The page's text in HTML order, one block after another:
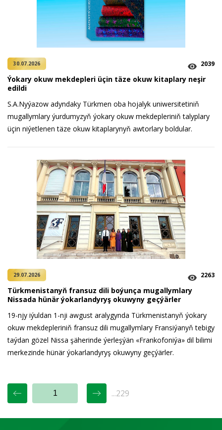
30.07.2026 2039
Ýokary okuw mekdepleri üçin täze okuw kitaplary neşir
edildi
S.A.Nyýazow adyndaky Türkmen oba hojalyk uniwersitetiniň
mugallymlary ýurdumyzyň ýokary okuw mekdepleriniň talyplary
üçin niýetlenen täze okuw kitaplarynyň awtorlary boldular.
29.07.2026 2263
Türkmenistanyň fransuz dili boýunça mugallymlary
Nissada hünär ýokarlandyryş okuwyny geçýärler
19-njy iýuldan 1-nji awgust aralygynda Türkmenistanyň ýokary
okuw mekdepleriniň fransuz dili mugallymlary Fransiýanyň tebigy
taýdan gözel Nissa şäherinde ýerleşýän «Frankofoniýa» dil bilimi
merkezinde hünär ýokarlandyryş okuwyny geçýärler.
...229